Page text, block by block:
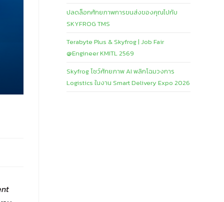
ปลดล็อกศักยภาพการขนส่งของคุณไปกับ
SKYFROG TMS
Terabyte Plus & Skyfrog | Job Fair
@Engineer KMITL 2569
Skyfrog โชว์ศักยภาพ AI พลิกโฉมวงการ
Logistics ในงาน Smart Delivery Expo 2026